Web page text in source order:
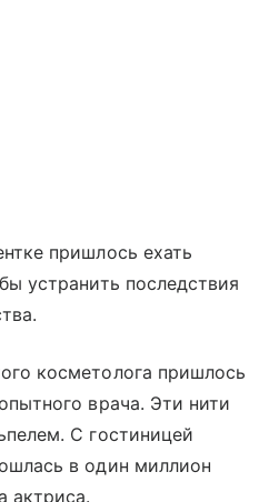
пришлось ехать
устранить последствия
косметолога пришлось
врача. Эти нити
С гостиницей
в один миллион
актриса.